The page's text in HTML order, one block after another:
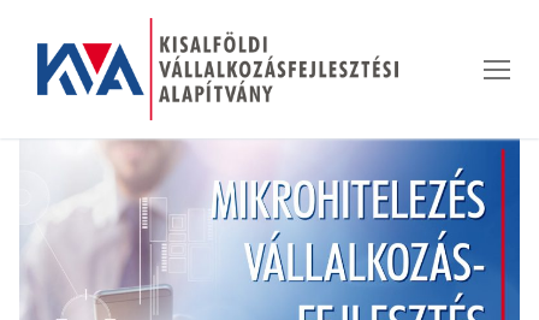
tartalomra